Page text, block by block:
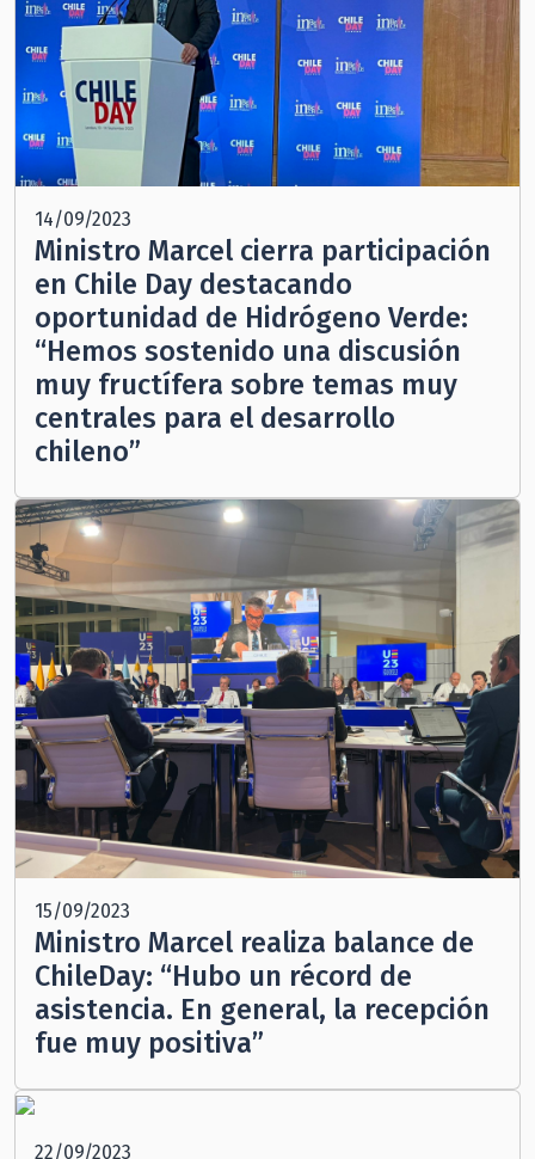
14/09/2023
Ministro Marcel cierra participación
en Chile Day destacando
oportunidad de Hidrógeno Verde:
“Hemos sostenido una discusión
muy fructífera sobre temas muy
centrales para el desarrollo
chileno”
15/09/2023
Ministro Marcel realiza balance de
ChileDay: “Hubo un récord de
asistencia. En general, la recepción
fue muy positiva”
22/09/2023